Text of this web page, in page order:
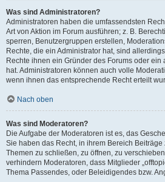
Was sind Administratoren?
Administratoren haben die umfassendsten
Art von Aktion im Forum ausführen; z. B.
sperren, Benutzergruppen erstellen,
Rechte, die ein Administrator hat, sind
Rechte ihnen ein Gründer des Forums oder ein
hat. Administratoren können auch volle
wenn ihnen das entsprechende Recht erteilt
Nach oben
Was sind Moderatoren?
Die Aufgabe der Moderatoren ist es, das
Sie haben das Recht, in ihrem Bereich
Themen zu schließen, zu öffnen, zu
verhindern Moderatoren, dass Mitglieder
Thema Passendes, oder Beleidigendes bzw.